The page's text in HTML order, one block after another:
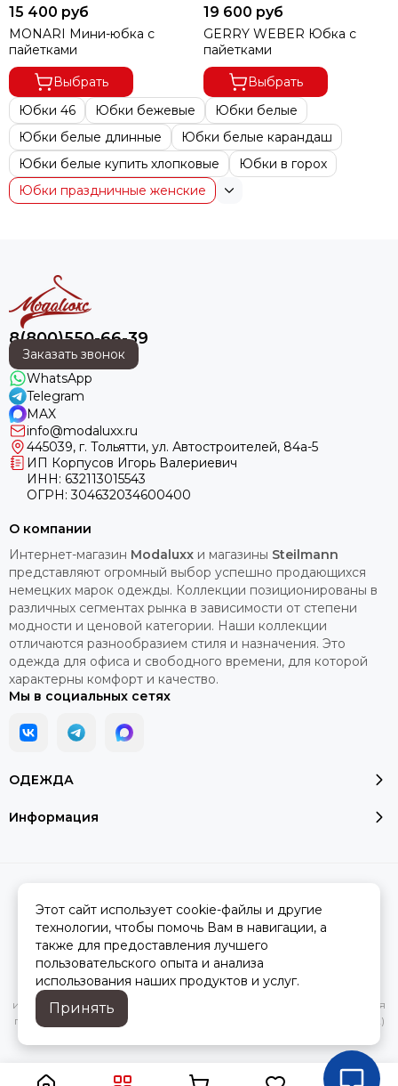
15 400 руб
MONARI Мини-юбка с
пайетками
Выбрать
19 600 руб
GERRY WEBER Юбка с
пайетками
Выбрать
Юбки 46
Юбки бежевые
Юбки белые
Юбки белые длинные
Юбки белые карандаш
Юбки белые купить хлопковые
Юбки в горох
Юбки праздничные женские
8(800)550-66-39
Заказать звонок
WhatsApp
Telegram
MAX
info@modaluxx.ru
445039, г. Тольятти, ул. Автостроителей, 84а-5
ИП Корпусов Игорь Валериевич
ИНН: 632113015543
ОГРН: 304632034600400
ОДЕЖДА
Информация
О компании
Интернет-магазин Modaluxx и магазины Steilmann
представляют огромный выбор успешно продающихся
немецких марок одежды. Коллекции позиционированы в
различных сегментах рынка в зависимости от степени
модности и ценовой категории. Наши коллекции
отличаются разнообразием стиля и назначения. Это
одежда для офиса и свободного времени, для которой
характерны комфорт и качество.
Мы в социальных сетях
Сделано вMOSK.STUDIOдля платформы InSales
характеристик, стоимости товаров и услуг, носит
информационный характер и ни при каких условиях не является
публичной офертой, определяемой положениями Статьи 437(2)
Этот сайт использует cookie-файлы и другие
технологии, чтобы помочь Вам в навигации, а
также для предоставления лучшего
пользовательского опыта и анализа
использования наших продуктов и услуг.
Принять